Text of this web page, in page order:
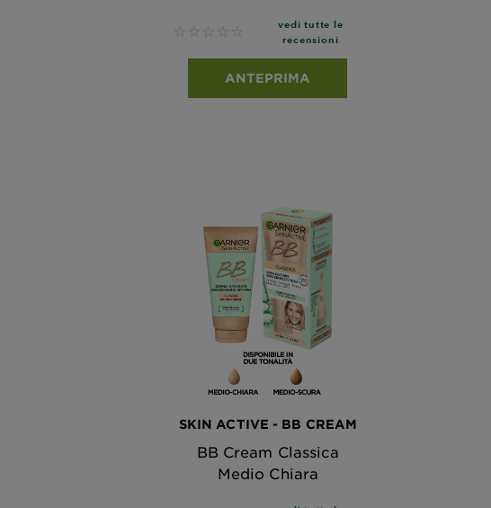
No reviews
vedi tutte le
recensioni
ANTEPRIMA
SKIN ACTIVE - BB CREAM
BB Cream Classica
Medio Chiara